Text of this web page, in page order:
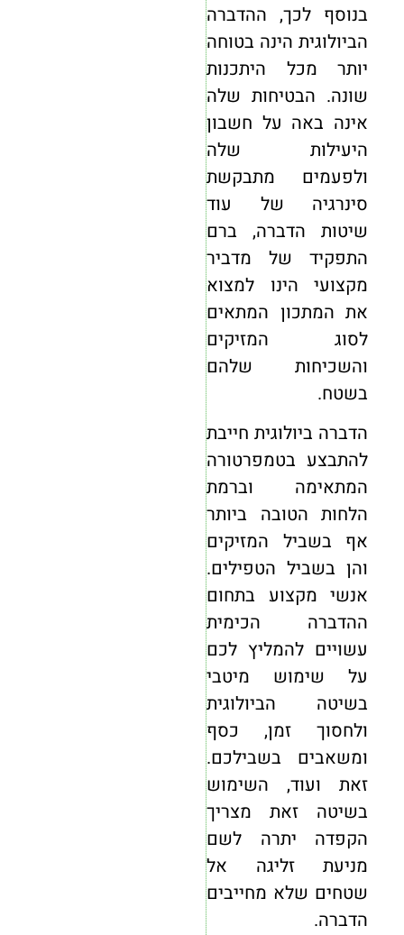
בנוסף לכך, ההדברה
הביולוגית הינה בטוחה
יותר מכל היתכנות
שונה. הבטיחות שלה
אינה באה על חשבון
היעילות שלה
ולפעמים מתבקשת
סינרגיה של עוד
שיטות הדברה, ברם
התפקיד של מדביר
מקצועי הינו למצוא
את המתכון המתאים
לסוג המזיקים
והשכיחות שלהם
בשטח.
הדברה ביולוגית חייבת
להתבצע בטמפרטורה
המתאימה וברמת
הלחות הטובה ביותר
אף בשביל המזיקים
והן בשביל הטפילים.
אנשי מקצוע בתחום
ההדברה הכימית
עשויים להמליץ לכם
על שימוש מיטבי
בשיטה הביולוגית
ולחסוך זמן, כסף
ומשאבים בשבילכם.
זאת ועוד, השימוש
בשיטה זאת מצריך
הקפדה יתרה לשם
מניעת זליגה אל
שטחים שלא מחייבים
הדברה.